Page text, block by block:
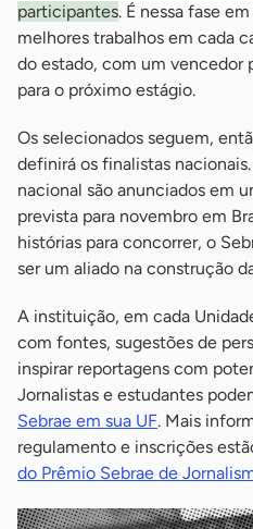
participantes. É nessa fase
melhores trabalhos em cada
do estado, com um vencedor
para o próximo estágio.
Os selecionados seguem,
definirá os finalistas
nacional são anunciados em
prevista para novembro em
histórias para concorrer, o
ser um aliado na construção
A instituição, em cada
com fontes, sugestões de
inspirar reportagens com
Jornalistas e estudantes
Sebrae em sua UF. Mais
regulamento e inscrições
do Prêmio Sebrae de